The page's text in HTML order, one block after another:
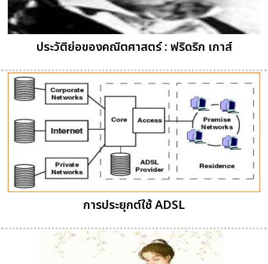
ประวัติย่อของคณิตศาสตร์ : ฟริดริก เกาส์
การประยุกต์ใช้ ADSL